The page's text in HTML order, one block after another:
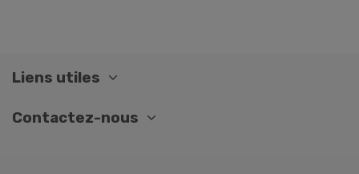
Liens utiles
Contactez-nous